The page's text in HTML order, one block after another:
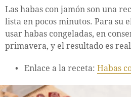
Las habas con jamón son una
lista en pocos minutos. Para su
usar habas congeladas, en
primavera, y el resultado es
Enlace a la receta: Habas